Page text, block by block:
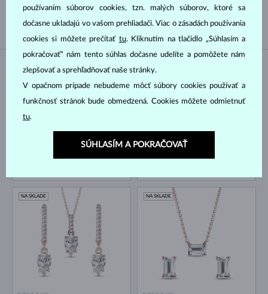
TAHITSKÁ JUŽNÉHO PACIFIKU
NA SKLADE NA SKLADE
NA SKLADE NA SKLADE
používaním súborov cookies, tzn. malých súborov, ktoré sa
dočasne ukladajú vo vašom prehliadači. Viac o zásadách používania
cookies si môžete prečítať tu. Kliknutím na tlačidlo „Súhlasím a
pokračovať“ nám tento súhlas dočasne udelíte a pomôžete nám
zlepšovať a sprehľadňovať naše stránky.
V opačnom prípade nebudeme môcť súbory cookies používať a
funkčnosť stránok bude obmedzená. Cookies môžete odmietnuť
tu.
SÚHLASÍM A POKRAČOVAŤ